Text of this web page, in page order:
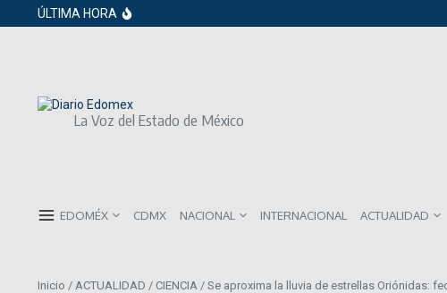
Saltar al contenido
ÚLTIMA HORA
ISR subirá en México para 2026: Así será el
La Voz del Estado de México
EDOMÉX CDMX NACIONAL INTERNACIONAL ACTUALIDAD
Inicio / ACTUALIDAD / CIENCIA / Se aproxima la lluvia de estrellas Oriónidas: